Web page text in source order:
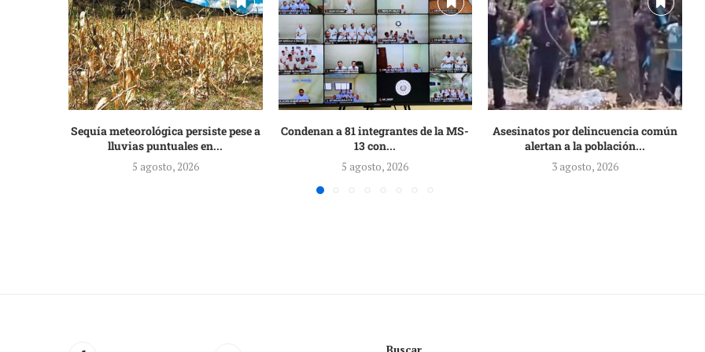
Sequía meteorológica persiste pese a
lluvias puntuales en...
5 agosto, 2026
Condenan a 81 integrantes de la MS-
13 con...
5 agosto, 2026
Asesinatos por delincuencia común
alertan a la población...
3 agosto, 2026